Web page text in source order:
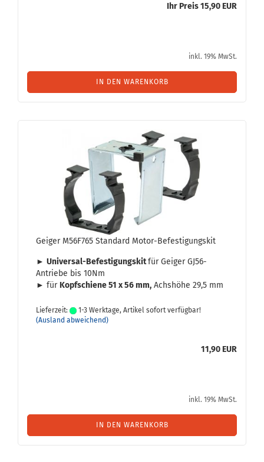
Ihr Preis 15,90 EUR
inkl. 19% MwSt.
IN DEN WARENKORB
Gei­ger M56F765 Stan­dard Motor-​​Be­fes­ti­gungs­kit
► Universal-​Befestigungskitfür Gei­ger GJ56-​
Antriebe bis 10Nm
► für Kopf­schie­ne 51 x 56 mm, Achs­hö­he 29,5 mm
Lieferzeit:
1-3 Werktage, Artikel sofort verfügbar!
(Ausland abweichend)
11,90 EUR
inkl. 19% MwSt.
IN DEN WARENKORB